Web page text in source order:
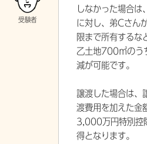
しなかった場合は
に対し、弟Cさん
限まで所有するな
乙土地700㎡の
減が可能です。
譲渡した場合は、
渡費用を加えた金
3,000万円特別控
得となります。